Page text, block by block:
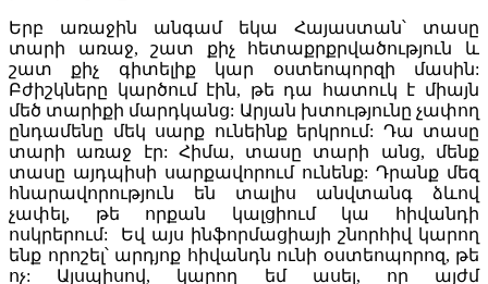
Երբ առաջին անգամ եկա Հայաստան՝ տասը
տարի առաջ, շատ քիչ հետաքրքրվածություն և
շատ քիչ գիտելիք կար օստեոպորզի մասին:
Բժիշկները կարծում էին, թե դա հատուկ է միայն
մեծ տարիքի մարդկանց: Արյան խտությունը չափող
ընդամենը մեկ սարք ունեինք երկրում: Դա տասը
տարի առաջ էր: Հիմա, տասը տարի անց, մենք
տասը այդպիսի սարքավորում ունենք: Դրանք մեզ
հնարավորություն են տալիս անվտանգ ձևով
չափել, թե որքան կալցիում կա հիվանդի
ոսկրերում: Եվ այս ինֆորմացիայի շնորհիվ կարող
ենք որոշել՝ արդյոք հիվանդն ունի օստեոպորոզ, թե
ոչ: Այսպիսով, կարող եմ ասել, որ այժմ